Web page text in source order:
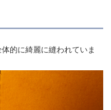
的に綺麗に縫われていま